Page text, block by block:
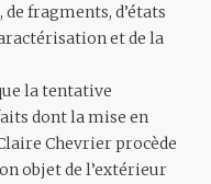
fragments, d’états
et de la
la tentative
dont la mise en
Chevrier procède
objet de l’extérieur